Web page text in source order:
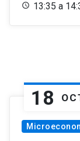
13:35 a
18